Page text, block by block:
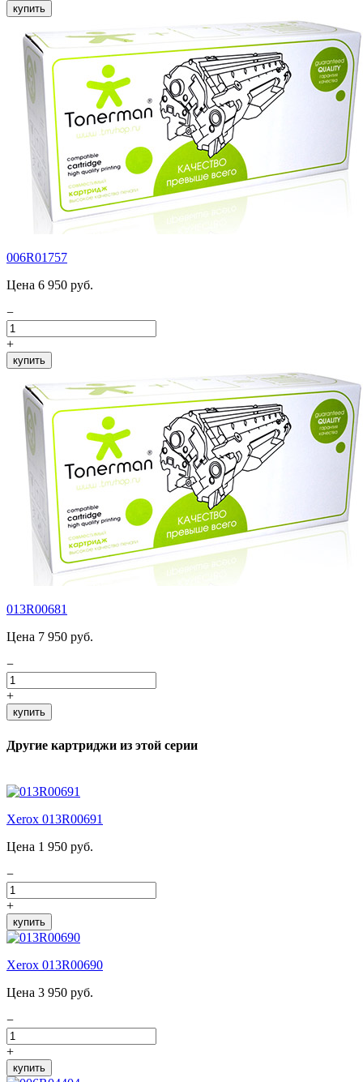
купить
006R01757
Цена 6 950 руб.
−
+
купить
013R00681
Цена 7 950 руб.
−
+
купить
Другие картриджи из этой серии
Xerox 013R00691
Цена 1 950 руб.
−
+
купить
Xerox 013R00690
Цена 3 950 руб.
−
+
купить